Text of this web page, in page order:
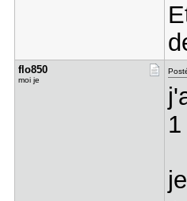
flo850
moi je